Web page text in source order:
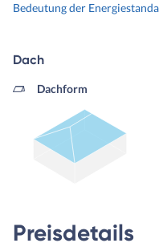
Bedeutung der
Dach
Dachform
Preisdetails